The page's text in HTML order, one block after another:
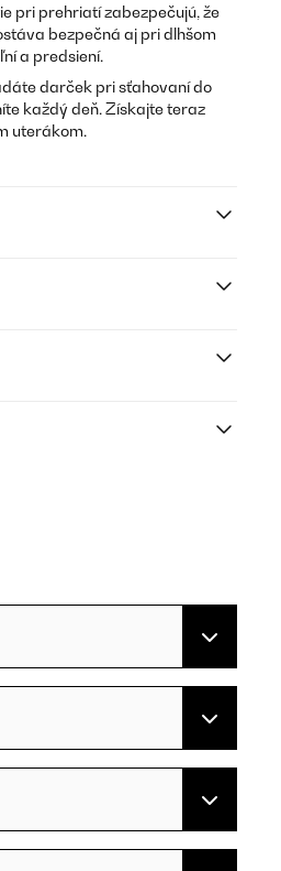
pri prehriatí zabezpečujú, že
bezpečná aj pri dlhšom
a predsiení.
darček pri sťahovaní do
každý deň. Získajte teraz
uterákom.